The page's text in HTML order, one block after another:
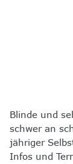
Blinde und
schwer an
jähriger
Infos und